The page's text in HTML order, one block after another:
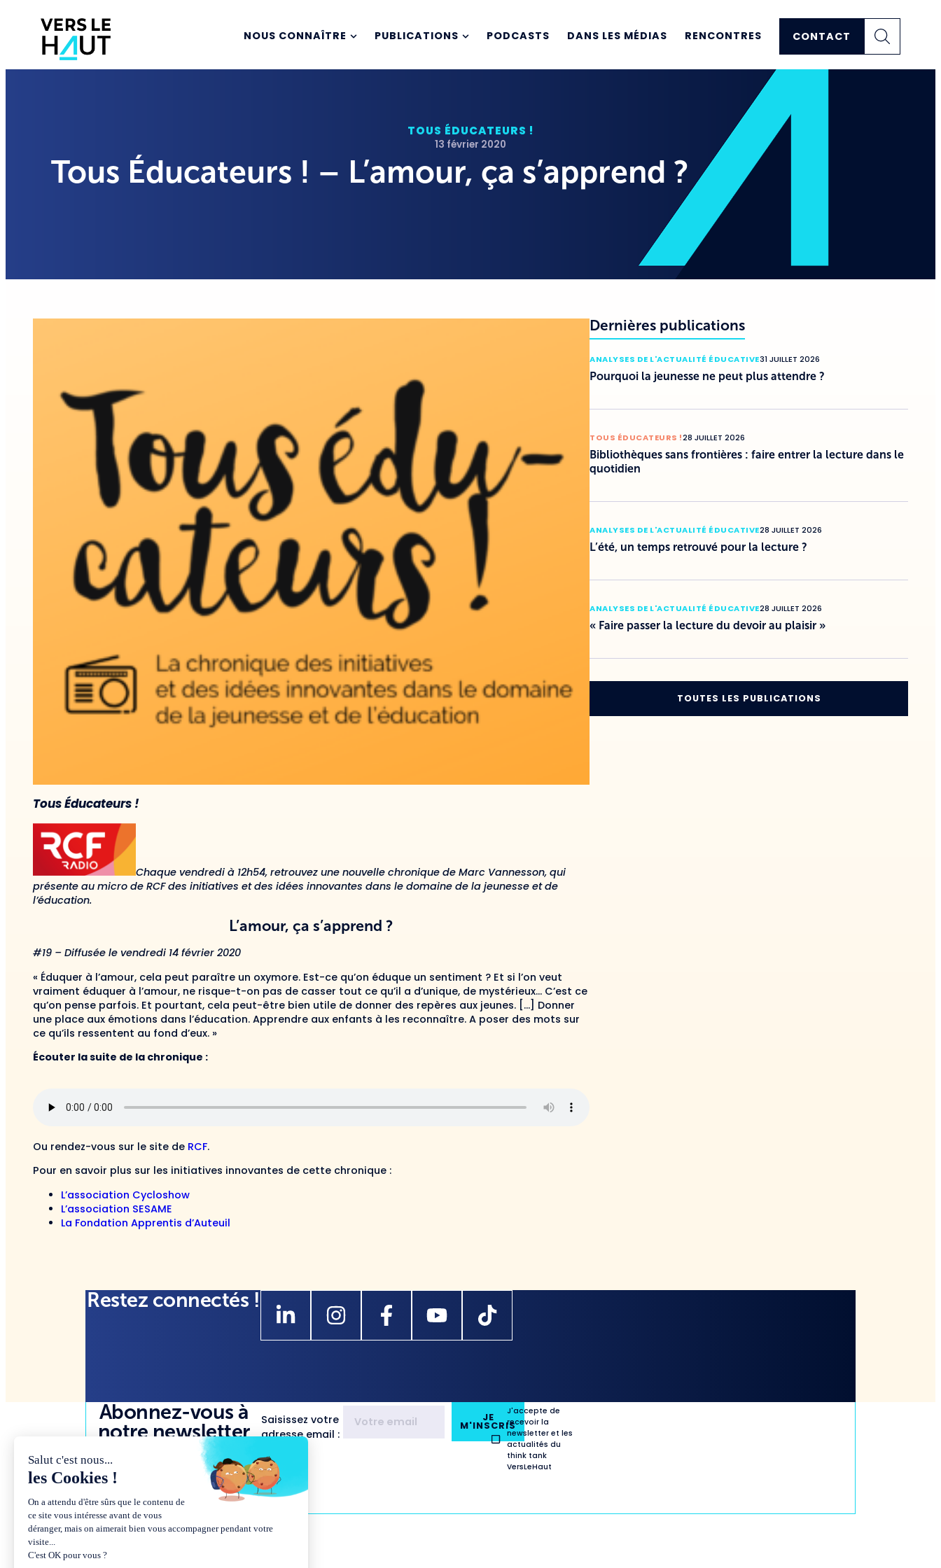
NOUS CONNAÎTRE PUBLICATIONS PODCASTS DANS LES MÉDIAS RENCONTRES CONTACT
TOUS ÉDUCATEURS !
13 février 2020
Tous Éducateurs ! – L’amour, ça s’apprend ?
Tous Éducateurs !
Chaque vendredi à 12h54, retrouvez une nouvelle chronique de Marc Vannesson, qui
présente au micro de RCF des initiatives et des idées innovantes dans le domaine de la jeunesse et de
l’éducation.
L’amour, ça s’apprend ?
#19 – Diffusée le vendredi 14 février 2020
« Éduquer à l’amour, cela peut paraître un oxymore. Est-ce qu’on éduque un sentiment ? Et si l’on veut
vraiment éduquer à l’amour, ne risque-t-on pas de casser tout ce qu’il a d’unique, de mystérieux… C’est ce
qu’on pense parfois. Et pourtant, cela peut-être bien utile de donner des repères aux jeunes. […] Donner
une place aux émotions dans l’éducation. Apprendre aux enfants à les reconnaître. A poser des mots sur
ce qu’ils ressentent au fond d’eux. »
Écouter la suite de la chronique :
Ou rendez-vous sur le site de RCF.
Pour en savoir plus sur les initiatives innovantes de cette chronique :
L’association Cycloshow
L’association SESAME
La Fondation Apprentis d’Auteuil
Dernières publications
ANALYSES DE L'ACTUALITÉ ÉDUCATIVE31 JUILLET 2026
Pourquoi la jeunesse ne peut plus attendre ?
TOUS ÉDUCATEURS !28 JUILLET 2026
Bibliothèques sans frontières : faire entrer la lecture dans le
quotidien
ANALYSES DE L'ACTUALITÉ ÉDUCATIVE28 JUILLET 2026
L’été, un temps retrouvé pour la lecture ?
ANALYSES DE L'ACTUALITÉ ÉDUCATIVE28 JUILLET 2026
« Faire passer la lecture du devoir au plaisir »
TOUTES LES PUBLICATIONS
Restez connectés !
Abonnez-vous à
notre newsletter
Saisissez votre
adresse email :
JE
M'INSCRIS
J'accepte de
recevoir la
newsletter et les
actualités du
think tank
VersLeHaut